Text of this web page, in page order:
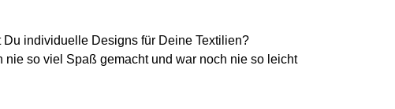
individuelle Designs für Deine Textilien?
so viel Spaß gemacht und war noch nie so leicht